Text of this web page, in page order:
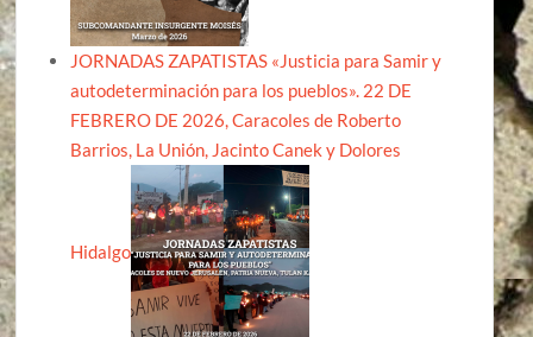
JORNADAS ZAPATISTAS «Justicia para Samir y
autodeterminación para los pueblos». 22 DE
FEBRERO DE 2026, Caracoles de Roberto
Barrios, La Unión, Jacinto Canek y Dolores
Hidalgo